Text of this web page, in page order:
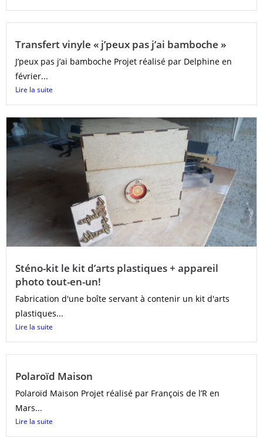
Transfert vinyle « j’peux pas j’ai bamboche »
J’peux pas j’ai bamboche Projet réalisé par Delphine en
février...
Lire la suite
Sténo-kit le kit d’arts plastiques + appareil
photo tout-en-un!
Fabrication d'une boîte servant à contenir un kit d'arts
plastiques...
Lire la suite
Polaroïd Maison
Polaroïd Maison Projet réalisé par François de l’R en
Mars...
Lire la suite